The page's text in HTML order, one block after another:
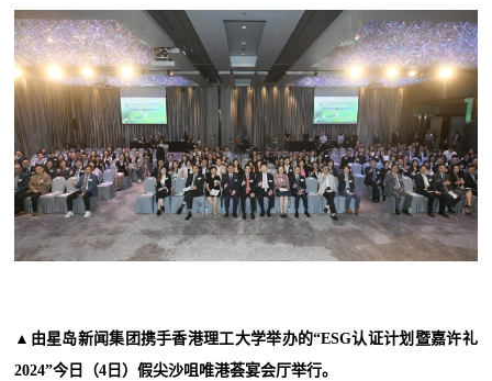
▲由星岛新闻集团携手香港理工大学举办的“ESG认证计划暨嘉许礼
2024”今日（4日）假尖沙咀唯港荟宴会厅举行。